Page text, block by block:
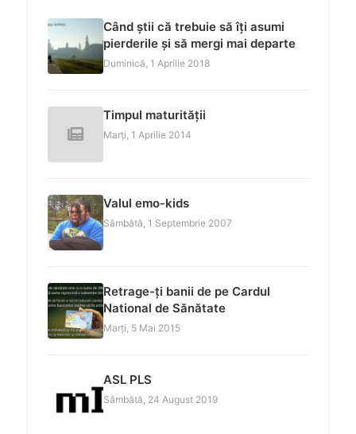
Când știi că trebuie să îți asumi
pierderile și să mergi mai departe
Duminică, 1 Aprilie 2018
Timpul maturității
Marți, 1 Aprilie 2014
Valul emo-kids
Sâmbătă, 1 Septembrie 2007
Retrage-ți banii de pe Cardul
National de Sănătate
Marți, 5 Mai 2015
ASL PLS
Sâmbătă, 24 August 2019